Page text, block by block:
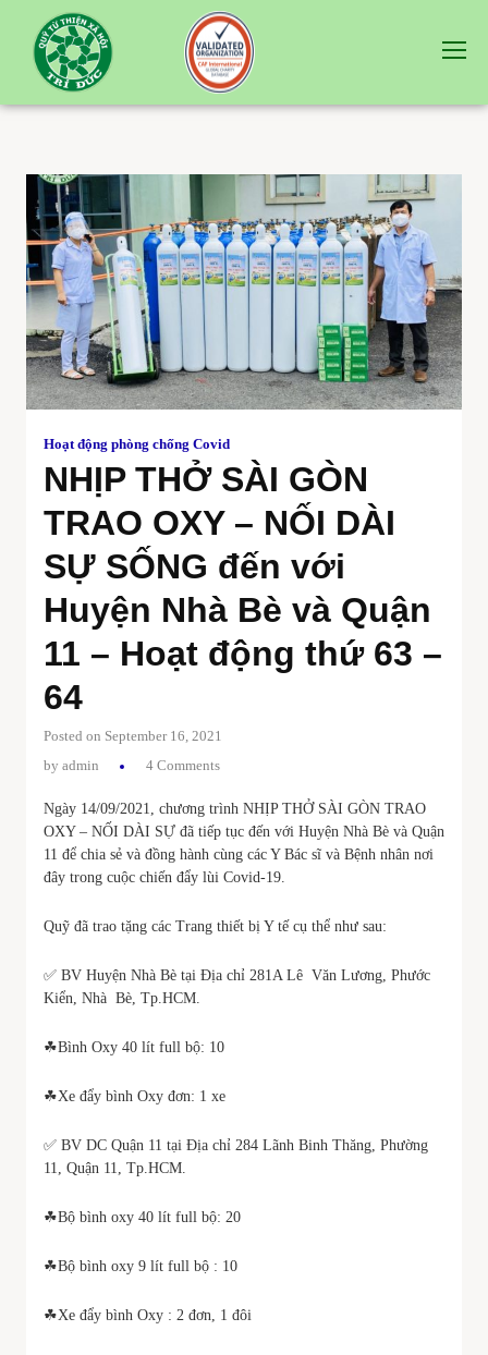
Hoạt động phòng chống Covid
NHỊP THỞ SÀI GÒN
TRAO OXY – NỐI DÀI
SỰ SỐNG đến với
Huyện Nhà Bè và Quận
11 – Hoạt động thứ 63 –
64
Posted on September 16, 2021
by admin 4 Comments
Ngày 14/09/2021, chương trình NHỊP THỞ SÀI GÒN TRAO
OXY – NỐI DÀI SỰ đã tiếp tục đến với Huyện Nhà Bè và Quận
11 để chia sẻ và đồng hành cùng các Y Bác sĩ và Bệnh nhân nơi
đây trong cuộc chiến đẩy lùi Covid-19.
Quỹ đã trao tặng các Trang thiết bị Y tế cụ thể như sau:
✅ BV Huyện Nhà Bè tại Địa chỉ 281A Lê Văn Lương, Phước
Kiển, Nhà Bè, Tp.HCM.
☘Bình Oxy 40 lít full bộ: 10
☘Xe đẩy bình Oxy đơn: 1 xe
✅ BV DC Quận 11 tại Địa chỉ 284 Lãnh Binh Thăng, Phường
11, Quận 11, Tp.HCM.
☘Bộ bình oxy 40 lít full bộ: 20
☘Bộ bình oxy 9 lít full bộ : 10
☘Xe đẩy bình Oxy : 2 đơn, 1 đôi